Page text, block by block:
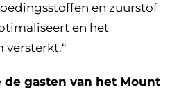
en zuurstof
en het
versterkt.“
de gasten van het Mount